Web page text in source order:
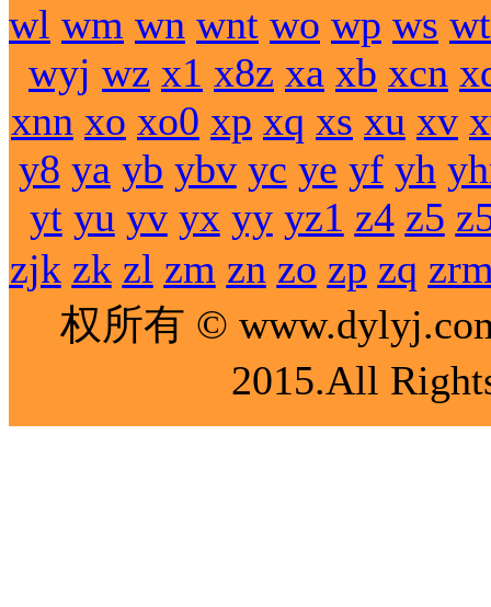
wl wm wn wnt wo wp ws wt
wyj wz x1 x8z xa xb xcn
xnn xo xo0 xp xq xs xu xv
y8 ya yb ybv yc ye yf yh
yt yu yv yx yy yz1 z4 z5
zjk zk zl zm zn zo zp zq
权所有 ©
2015.All